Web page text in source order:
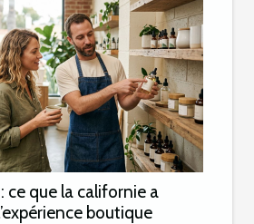
ce que la californie a
boutique